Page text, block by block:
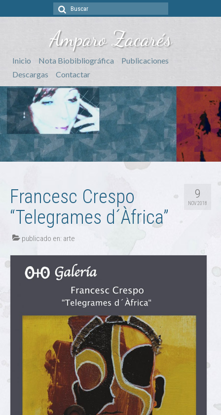
Buscar
Amparo Zacarés
Inicio Nota Biobibliográfica
Publicaciones
Descargas
Contactar
9
NOV 2018
Francesc Crespo
“Telegrames d´Àfrica”
publicado en: arte